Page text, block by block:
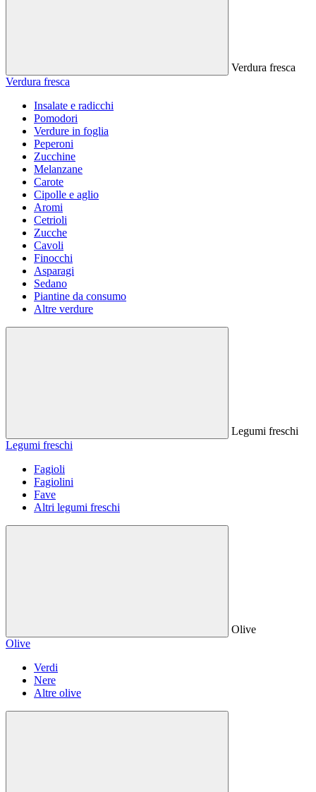
Verdura fresca
Verdura fresca
Insalate e radicchi
Pomodori
Verdure in foglia
Peperoni
Zucchine
Melanzane
Carote
Cipolle e aglio
Aromi
Cetrioli
Zucche
Cavoli
Finocchi
Asparagi
Sedano
Piantine da consumo
Altre verdure
Legumi freschi
Legumi freschi
Fagioli
Fagiolini
Fave
Altri legumi freschi
Olive
Olive
Verdi
Nere
Altre olive